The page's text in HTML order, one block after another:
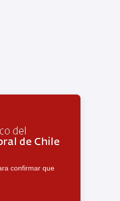
confirmar que